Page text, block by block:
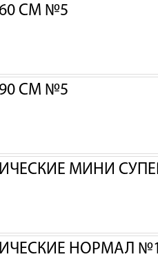
СМ №5
СМ №5
МИНИ
НОРМАЛ